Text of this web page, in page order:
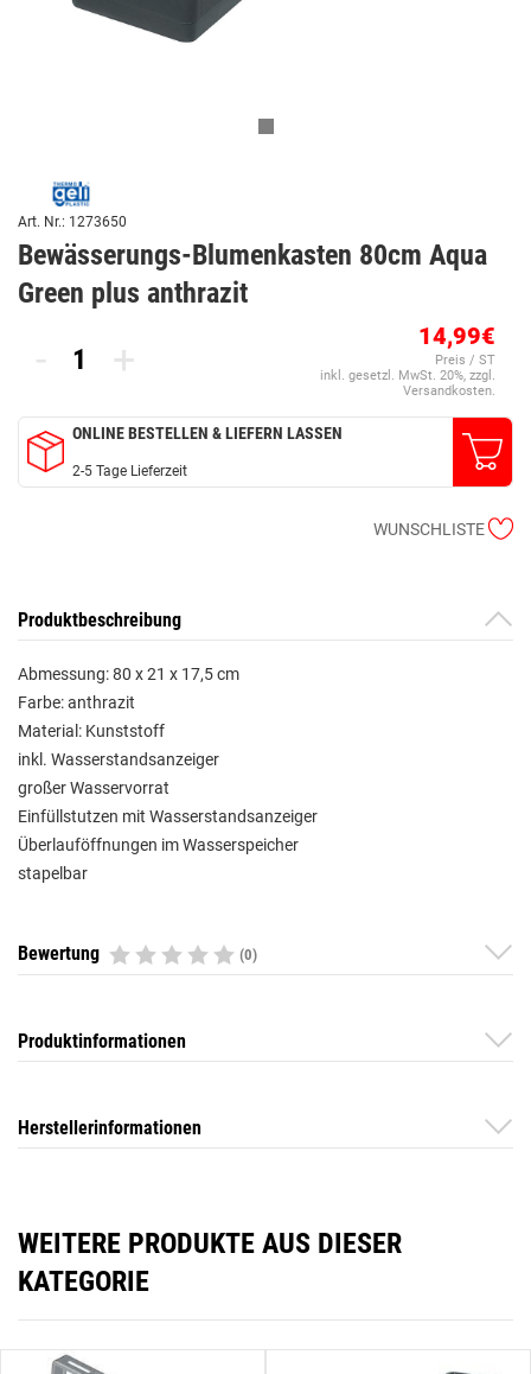
Art. Nr.: 1273650
Bewässerungs-Blumenkasten 80cm Aqua
Green plus anthrazit
- + 14,99€
Preis / ST
inkl. gesetzl. MwSt. 20%, zzgl.
Versandkosten.
ONLINE BESTELLEN & LIEFERN LASSEN
2-5 Tage Lieferzeit
WUNSCHLISTE
Produktbeschreibung
Abmessung: 80 x 21 x 17,5 cm
Farbe: anthrazit
Material: Kunststoff
inkl. Wasserstandsanzeiger
großer Wasservorrat
Einfüllstutzen mit Wasserstandsanzeiger
Überlauföffnungen im Wasserspeicher
stapelbar
Bewertung (0)
Produktinformationen
Herstellerinformationen
WEITERE PRODUKTE AUS DIESER
KATEGORIE